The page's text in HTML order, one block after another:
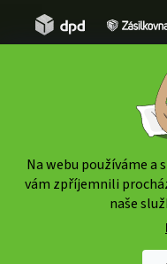
Na webu používáme a
vám zpříjemnili
naše
vyhrazena.